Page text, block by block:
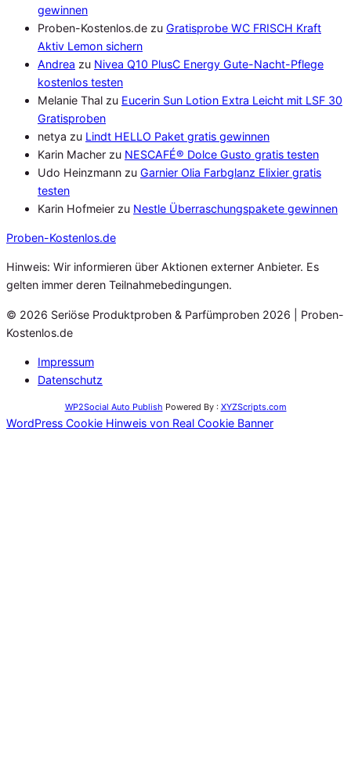
gewinnen
Proben-Kostenlos.de zu Gratisprobe WC FRISCH Kraft
Aktiv Lemon sichern
Andrea zu Nivea Q10 PlusC Energy Gute-Nacht-Pflege
kostenlos testen
Melanie Thal zu Eucerin Sun Lotion Extra Leicht mit LSF 30
Gratisproben
netya zu Lindt HELLO Paket gratis gewinnen
Karin Macher zu NESCAFÉ® Dolce Gusto gratis testen
Udo Heinzmann zu Garnier Olia Farbglanz Elixier gratis
testen
Karin Hofmeier zu Nestle Überraschungspakete gewinnen
Proben-Kostenlos.de
Hinweis: Wir informieren über Aktionen externer Anbieter. Es
gelten immer deren Teilnahmebedingungen.
© 2026 Seriöse Produktproben & Parfümproben 2026 | Proben-
Kostenlos.de
Impressum
Datenschutz
WP2Social Auto Publish Powered By : XYZScripts.com
WordPress Cookie Hinweis von Real Cookie Banner